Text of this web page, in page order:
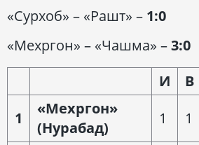
«Сурхоб» – «Рашт» – 1:0
«Мехргон» – «Чашма» –3:0
И
В
1
«Мехргон»
(Нурабад)
1 1